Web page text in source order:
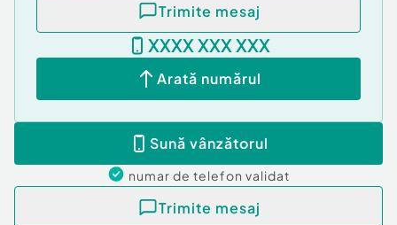
Trimite mesaj
XXXX XXX XXX
Arată numărul
Sună vânzătorul
numar de telefon validat
Trimite mesaj